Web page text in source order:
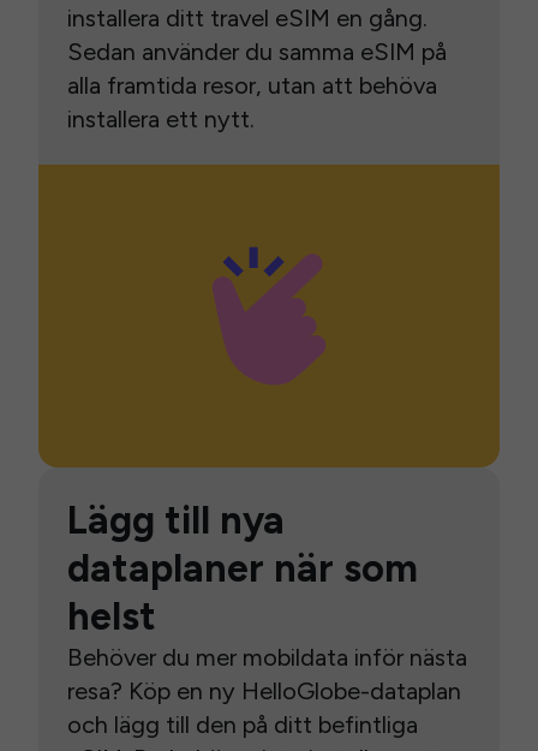
installera ditt travel eSIM en gång.
Sedan använder du samma eSIM på
alla framtida resor, utan att behöva
installera ett nytt.
Lägg till nya
dataplaner när som
helst
Behöver du mer mobildata inför nästa
resa? Köp en ny HelloGlobe-dataplan
och lägg till den på ditt befintliga